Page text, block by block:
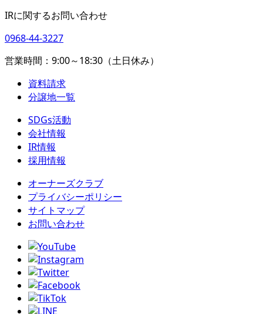
IRに関するお問い合わせ
0968-44-3227
営業時間：9:00～18:30（土日休み）
資料請求
分譲地一覧
SDGs活動
会社情報
IR情報
採用情報
オーナーズクラブ
プライバシーポリシー
サイトマップ
お問い合わせ